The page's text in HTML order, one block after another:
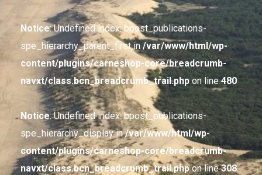
Notice: Undefined index: bpost_publications-
spe_hierarchy_parent_first in /var/www/html/wp-
content/plugins/carneshop-core/breadcrumb-
navxt/class.bcn_breadcrumb_trail.php on line480
Notice: Undefined index: bpost_publications-
spe_hierarchy_display in/var/www/html/wp-
content/plugins/carneshop-core/breadcrumb-
navxt/class.bcn_breadcrumb_trail.phpon line308